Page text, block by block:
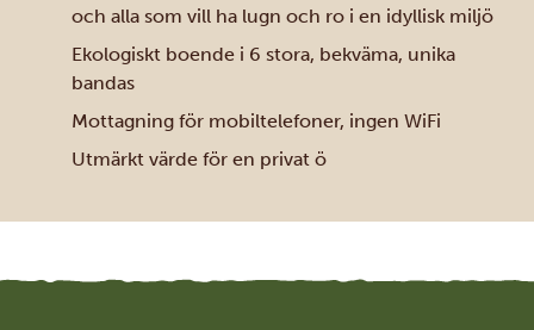
och alla som vill ha lugn och ro i en idyllisk miljö
Ekologiskt boende i 6 stora, bekväma, unika
bandas
Mottagning för mobiltelefoner, ingen WiFi
Utmärkt värde för en privat ö